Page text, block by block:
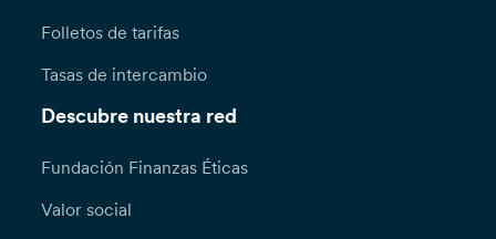
Folletos de tarifas
Tasas de intercambio
Descubre nuestra red
Fundación Finanzas Éticas
Valor social